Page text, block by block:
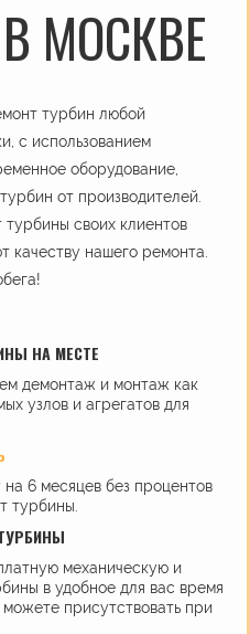
МОСКВЕ
турбин любой
с использованием
оборудование,
от производителей.
своих клиентов
качеству нашего ремонта.
НА МЕСТЕ
демонтаж и монтаж как
узлов и агрегатов для
6 месяцев без процентов
турбины.
механическую и
в удобное для вас время
присутствовать при